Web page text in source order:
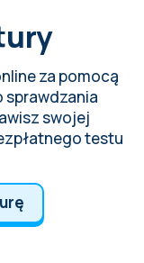
za pomocą
sprawdzania
swojej
testu